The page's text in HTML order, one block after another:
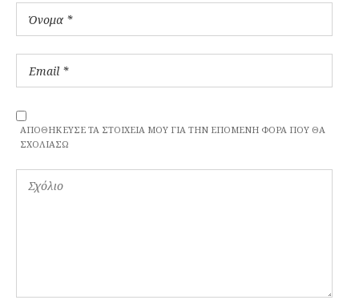
ΑΠΟΘΉΚΕΥΣΕ ΤΑ ΣΤΟΙΧΕΊΑ ΜΟΥ ΓΙΑ ΤΗΝ ΕΠΌΜΕΝΗ ΦΟΡΆ ΠΟΥ ΘΑ
ΣΧΟΛΙΆΣΩ